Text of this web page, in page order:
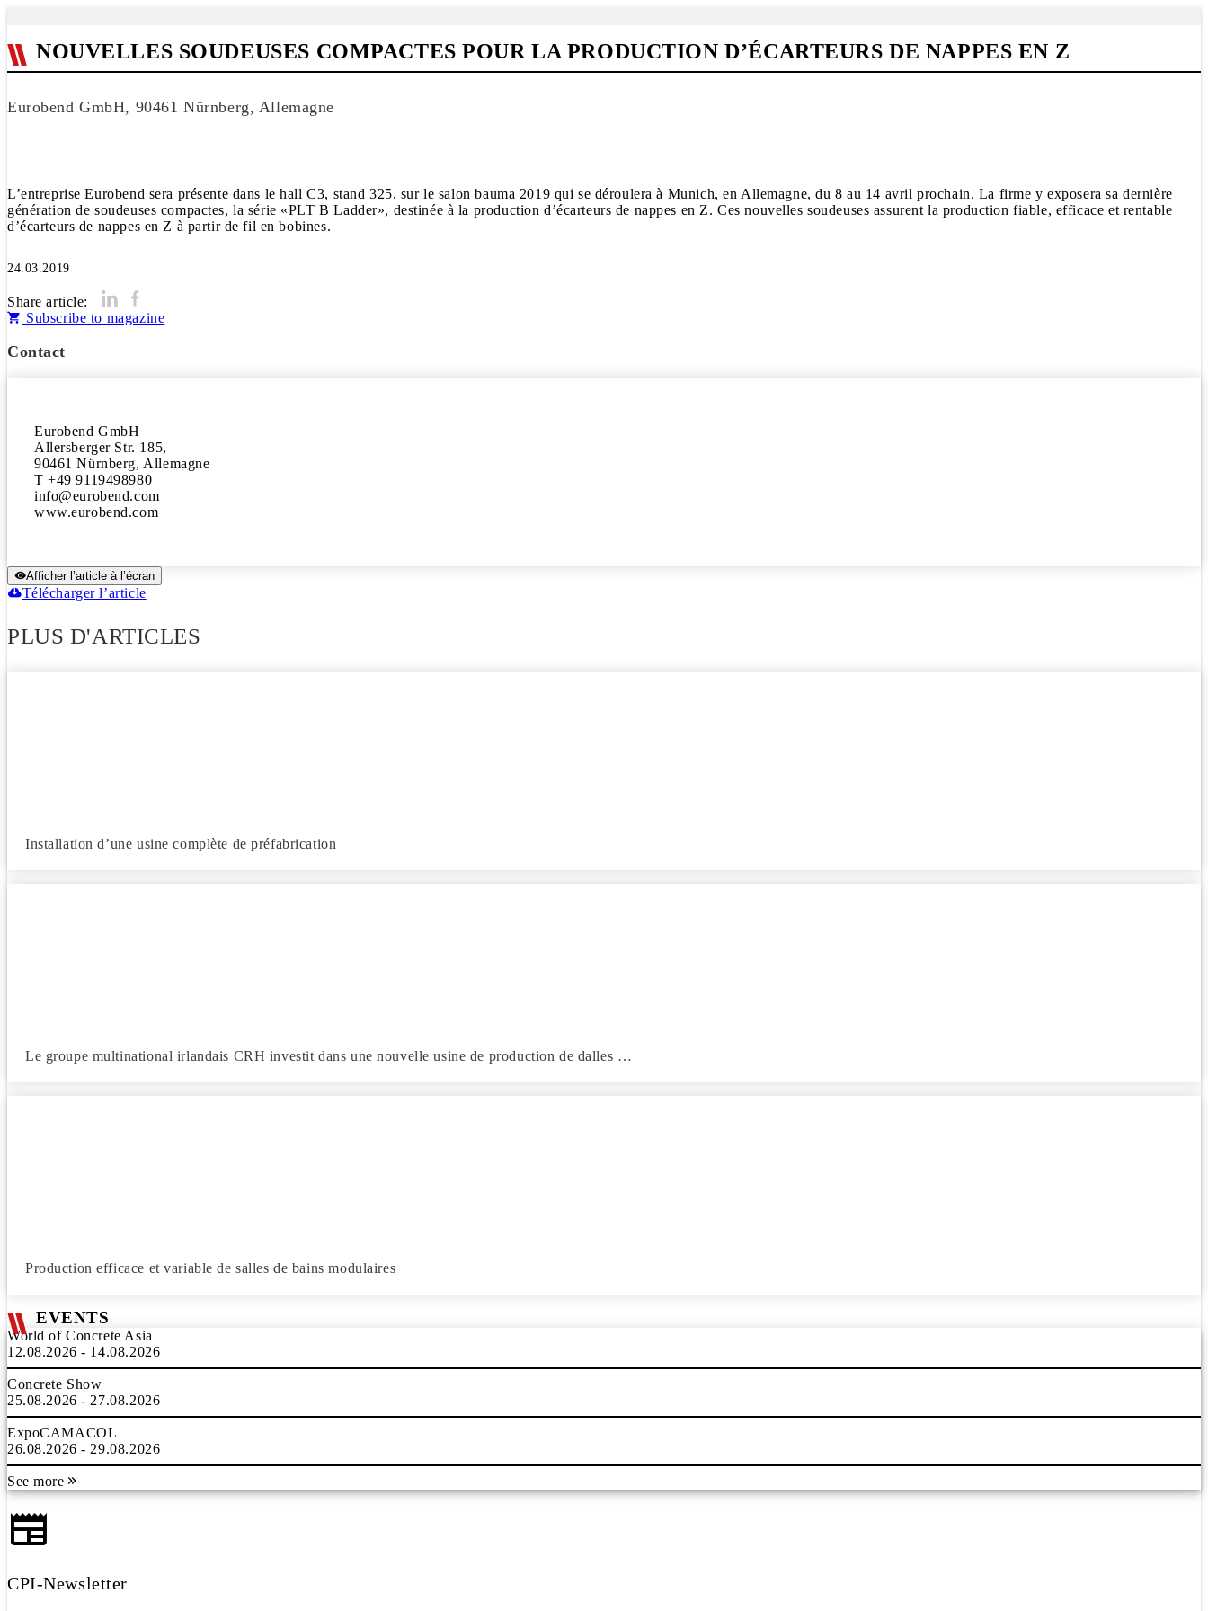
NOUVELLES SOUDEUSES COMPACTES POUR LA PRODUCTION D’ÉCARTEURS DE NAPPES EN Z
Eurobend GmbH, 90461 Nürnberg, Allemagne
L’entreprise Eurobend sera présente dans le hall C3, stand 325, sur le salon bauma 2019 qui se déroulera à Munich, en Allemagne, du 8 au 14 avril prochain. La firme y exposera sa dernière
génération de soudeuses compactes, la série «PLT B Ladder», destinée à la production d’écarteurs de nappes en Z. Ces nouvelles soudeuses assurent la production fiable, efficace et rentable
d’écarteurs de nappes en Z à partir de fil en bobines.
24.03.2019
Share article:
Subscribe to magazine
Contact
Eurobend GmbH
Allersberger Str. 185,
90461 Nürnberg, Allemagne
T +49 9119498980
info@eurobend.com
www.eurobend.com
Afficher l’article à l’écran
Télécharger l’article
PLUS D'ARTICLES
Installation d’une usine complète de préfabrication
Le groupe multinational irlandais CRH investit dans une nouvelle usine de production de dalles …
Production efficace et variable de salles de bains modulaires
EVENTS
World of Concrete Asia
12.08.2026 - 14.08.2026
Concrete Show
25.08.2026 - 27.08.2026
ExpoCAMACOL
26.08.2026 - 29.08.2026
See more
CPI-Newsletter